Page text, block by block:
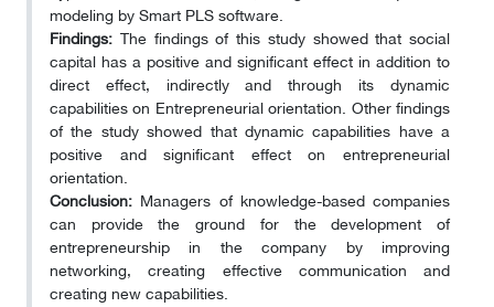
modeling by Smart PLS software.
Findings: The findings of this study showed that social
capital has a positive and significant effect in addition to
direct effect, indirectly and through its dynamic
capabilities on Entrepreneurial orientation. Other findings
of the study showed that dynamic capabilities have a
positive and significant effect on entrepreneurial
orientation.
Conclusion: Managers of knowledge-based companies
can provide the ground for the development of
entrepreneurship in the company by improving
networking, creating effective communication and
creating new capabilities.